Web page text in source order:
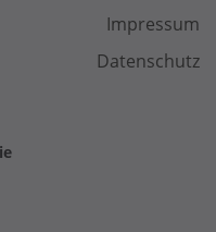
Impressum
Datenschutz